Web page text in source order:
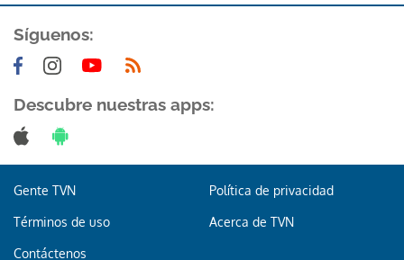
Síguenos:
Descubre nuestras apps:
Gente TVN Política de privacidad
Términos de uso Acerca de TVN
Contáctenos